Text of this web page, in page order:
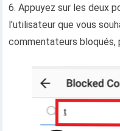
6. Appuyez sur les deux
l'utilisateur que vous
commentateurs bloqués,